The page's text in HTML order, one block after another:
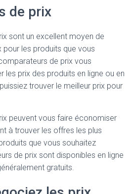
de prix
sont un excellent moyen de
pour les produits que vous
de prix vous
les prix des produits en ligne ou en
trouver le meilleur prix pour
peuvent vous faire économiser
à trouver les offres les plus
que vous souhaitez
de prix sont disponibles en ligne
gratuits.